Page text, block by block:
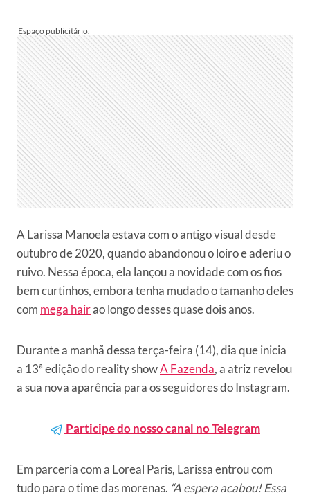
A Larissa Manoela estava com o antigo visual desde
outubro de 2020, quando abandonou o loiro e aderiu o
ruivo. Nessa época, ela lançou a novidade com os fios
bem curtinhos, embora tenha mudado o tamanho deles
com mega hairao longo desses quase dois anos.
Durante a manhã dessa terça-feira (14), dia que inicia
a 13ª edição do reality showA Fazenda, a atriz revelou
a sua nova aparência para os seguidores do Instagram.
Participe do nosso canal no Telegram
Em parceria com a Loreal Paris, Larissa entrou com
tudo para o time das morenas. “A espera acabou! Essa